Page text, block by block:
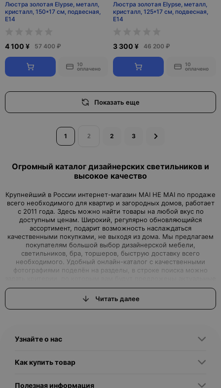
Люстра золотая Elypse, металл,
кристалл, 150*17 см, подвесная,
E14
4 100 ¥ 57 400 ₽
10
оплачено
Люстра золотая Elypse, металл,
кристалл, 125*17 см, подвесная,
E14
3 300 ¥ 46 200 ₽
10
оплачено
Показать еще
1 2 3
Огромный каталог дизайнерских светильников и
высокое качество
Крупнейший в России интернет-магазин MAI HE MAI по продаже
всего необходимого для квартир и загородных домов, работает
с 2011 года. Здесь можно найти товары на любой вкус по
доступным ценам. Широкий, регулярно обновляющийся
ассортимент, подарит возможность наслаждаться
качественными покупками, не выходя из дома. Мы предлагаем
покупателям большой выбор дизайнерской мебели,
светильников, бра, торшеров, быструю доставку всего
необходимого. Удобный онлайн-каталог с качественными
фотографиями поделён на разделы, в строке поиска можно
варианты товаров нашего магазина.Интернет-магазин, где вы
можете найти всё, что ищете
Вы задумали начать ремонт или просто обновить дизайн
предложения, которые смогут удовлетворить самые
неповторимым. Дизайнерские светильники купить любых
сферах жизни. Напольные светильники – торшеры украсят не
Читать далее
Узнайте о нас
Как купить товар
Полезная информация